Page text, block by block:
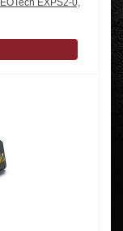
EXPS2-0,